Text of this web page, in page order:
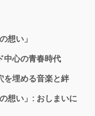
想い」
中心の青春時代
を埋める音楽と絆
想い」: おしまいに